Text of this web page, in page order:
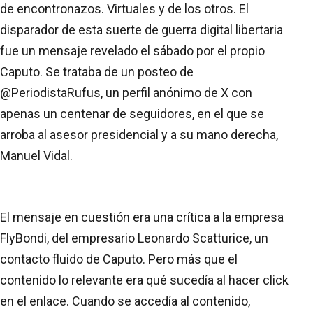
de encontronazos. Virtuales y de los otros. El
disparador de esta suerte de guerra digital libertaria
fue un mensaje revelado el sábado por el propio
Caputo. Se trataba de un posteo de
@PeriodistaRufus, un perfil anónimo de X con
apenas un centenar de seguidores, en el que se
arroba al asesor presidencial y a su mano derecha,
Manuel Vidal.
El mensaje en cuestión era una crítica a la empresa
FlyBondi, del empresario Leonardo Scatturice, un
contacto fluido de Caputo. Pero más que el
contenido lo relevante era qué sucedía al hacer click
en el enlace. Cuando se accedía al contenido,